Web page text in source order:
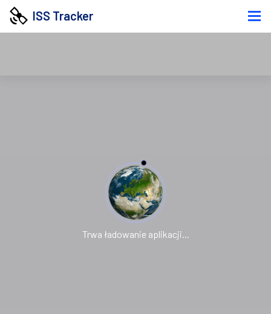
ISS Tracker
Trwa ładowanie aplikacji...